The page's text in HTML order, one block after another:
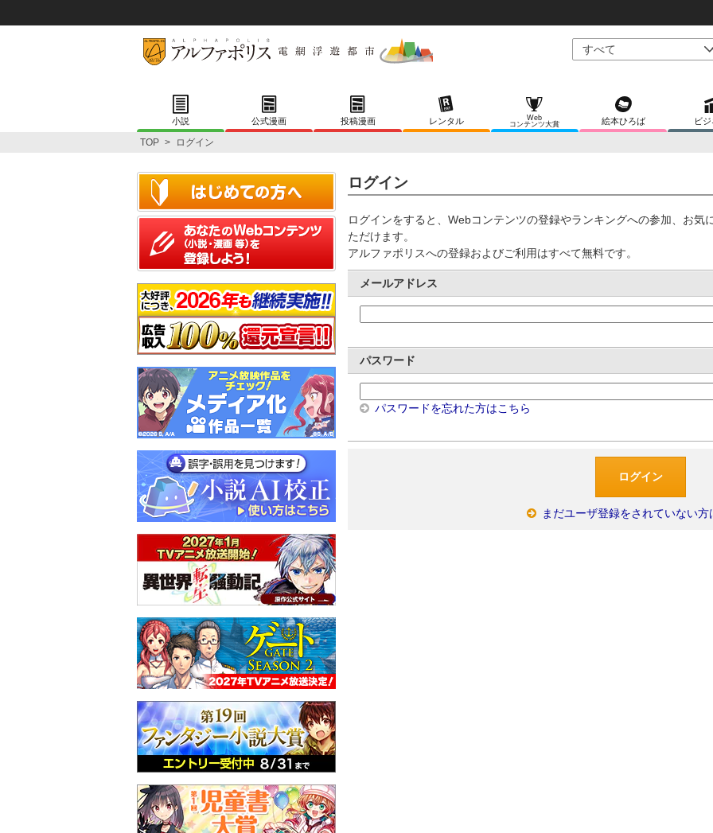
小説 公式漫画 投稿漫画 レンタル
Web
コンテンツ大賞
絵本ひろば ビ
TOP > ログイン
ログイン
ログインをすると、Webコンテンツの登録やランキングへの参加、お気
ただけます。
アルファポリスへの登録およびご利用はすべて無料です。
メールアドレス
パスワード
パスワードを忘れた方はこちら
まだユーザ登録をされていない方